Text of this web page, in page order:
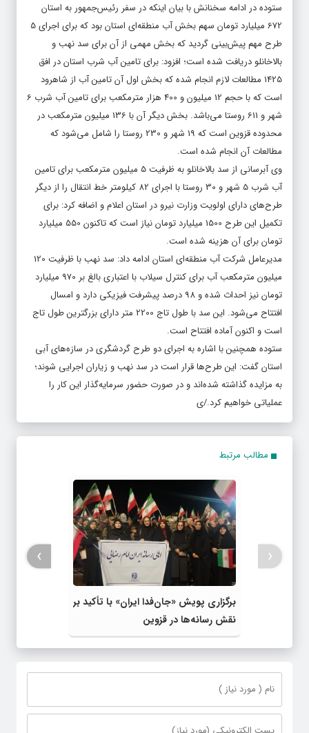
ستوده در ادامه سخنانش با بیان اینکه در سفر رئیس‌جمهور به استان
672 میلیارد تومان سهم بخش آب منطقه‌ای استان بود که برای اجرای 5
طرح مهم پیش‌بینی گردید که بخش مهمی از آن برای سد نهب و
بالاخانلو دریافت شده است؛ افزود: برای تامین آب شرب استان در افق
1425 مطالعات لازم انجام شده که بخش اول آن تامین آب از شاهرود
است که با حجم 12 میلیون و 400 هزار مترمکعب برای تامین آب شرب 6
شهر و 611 روستا می‌باشد. بخش دیگر آن با 136 میلیون مترمکعب در
محدوده قزوین است که 19 شهر و 230 روستا را شامل می‌شود که
مطالعات آن انجام شده است.
وی آبرسانی از سد بالاخانلو به ظرفیت 5 میلیون مترمکعب برای تامین
آب شرب 5 شهر و 30 روستا با اجرای 82 کیلومتر خط انتقال را از دیگر
طرح‌های دارای اولویت وزارت نیرو در استان اعلام و اضافه کرد: برای
تکمیل این طرح 1500 میلیارد تومان نیاز است که تاکنون 550 میلیارد
تومان برای آن هزینه شده است.
مدیرعامل شرکت آب منطقه‌ای استان ادامه داد: سد نهب با ظرفیت 120
میلیون مترمکعب آب برای کنترل سیلاب با اعتباری بالغ بر 970 میلیارد
تومان نیز احداث شده و 98 درصد پیشرفت فیزیکی دارد و امسال
افتتاح می‌شود. این سد با طول تاج 2200 متر دارای بزرگترین طول تاج
است و اکنون آماده افتتاح است.
ستوده همچنین با اشاره به اجرای دو طرح گردشگری در سازه‌های آبی
استان گفت: این طرح‌ها قرار است در سد نهب و زیاران اجرایی شوند؛
به مزایده گذاشته شده‌اند و در صورت حضور سرمایه‌گذار این کار را
عملیاتی خواهیم کرد./ی
مطالب مرتبط
برگزاری پویش «جان‌فدا ایران» با تأکید بر
نقش رسانه‌ها در قزوین
‹
›